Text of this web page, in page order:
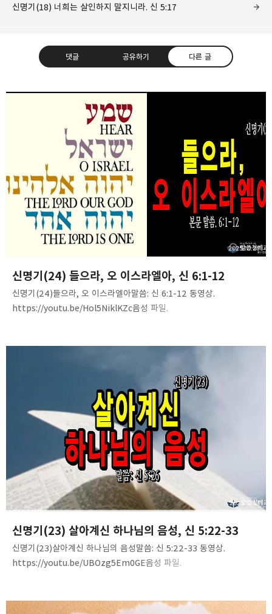
신명기(18) 너희는 살인하지 말지니라. 신 5:17
댓글 공유하기 다른 글
❏말씀침례교회 ❏AV1611.net ❏Peter
Graceful, Wonderful, Powerful, Inspirational
preaching!!
구독하기
카카오톡 라인
카카오스토리 밴드
신명기(24) 들으라, 오 이스라엘아, 신 6:1-12
2025.10.20
신명기(24)들으라, 오 이스라엘아말씀: 신 6:1-12 동영상.
https://youtu.be/Hol5NiklKZc음성 파일.
신명기(23) 살아계신 하나님의 음성, 신 5:22-33
2025.10.13
신명기(23)살아계신 하나님의 음성말씀: 신 5:22-33 동영상.
https://youtu.be/UBOzg5Em0GE음성 파일.